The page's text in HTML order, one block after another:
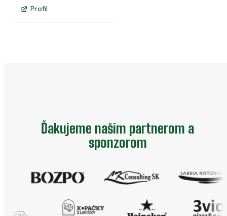
Profil
Ďakujeme našim partnerom a
sponzorom